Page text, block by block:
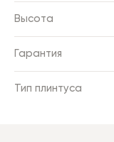
Высота
Гарантия
Тип плинтуса